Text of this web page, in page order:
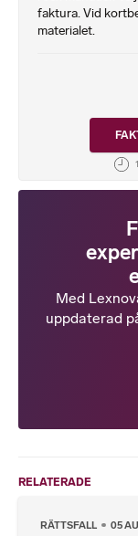
faktura. Vid
materialet.
Med
uppdaterad
RELATERADE
RÄTTSFALL 05